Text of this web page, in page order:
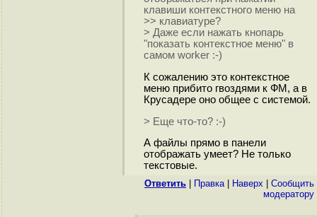
клавиши контекстного меню на
>> клавиатуре?
> Даже если нажать кнопарь
"показать контекстное меню" в
самом worker :-)
К сожалению это контекстное
меню прибито гвоздями к ФМ, а в
Крусадере оно общее с системой.
> Еще что-то? :-)
А файлы прямо в панели
отображать умеет? Не только
текстовые.
Ответить Правка| Наверх
Cообщить
модератору